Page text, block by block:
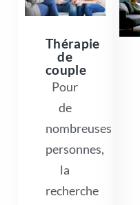
Thérapie
de
couple
Pour
de
nombreuses
personnes,
la
recherche